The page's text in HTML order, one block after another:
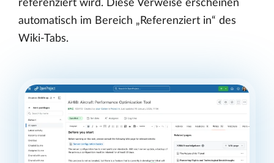
referenziert wird. Diese Verweise erscheinen
automatisch im Bereich „Referenziert in“ des
Wiki-Tabs.